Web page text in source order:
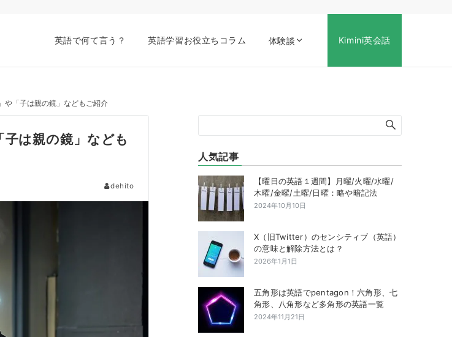
英語で何て言う？ 英語学習お役立ちコラム 体験談 Kimini英会話
や「子は親の鏡」などもご紹介
子は親の鏡」なども
dehito
人気記事
【曜日の英語１週間】月曜/火曜/水曜/
木曜/金曜/土曜/日曜：略や暗記法
2024年10月10日
X（旧Twitter）のセンシティブ（英語）
の意味と解除方法とは？
2026年1月1日
五角形は英語でpentagon！六角形、七
角形、八角形など多角形の英語一覧
2024年11月21日